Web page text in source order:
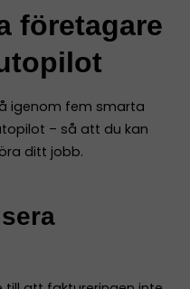
företagare
igenom fem smarta
– så att du kan
ditt jobb.